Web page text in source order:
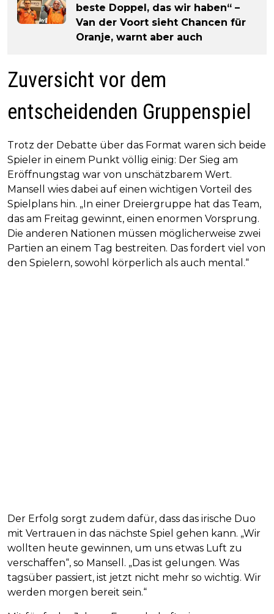
beste Doppel, das wir haben“ –
Van der Voort sieht Chancen für
Oranje, warnt aber auch
Zuversicht vor dem
entscheidenden Gruppenspiel
Trotz der Debatte über das Format waren sich beide
Spieler in einem Punkt völlig einig: Der Sieg am
Eröffnungstag war von unschätzbarem Wert.
Mansell wies dabei auf einen wichtigen Vorteil des
Spielplans hin. „In einer Dreiergruppe hat das Team,
das am Freitag gewinnt, einen enormen Vorsprung.
Die anderen Nationen müssen möglicherweise zwei
Partien an einem Tag bestreiten. Das fordert viel von
den Spielern, sowohl körperlich als auch mental.“
Der Erfolg sorgt zudem dafür, dass das irische Duo
mit Vertrauen in das nächste Spiel gehen kann. „Wir
wollten heute gewinnen, um uns etwas Luft zu
verschaffen“, so Mansell. „Das ist gelungen. Was
tagsüber passiert, ist jetzt nicht mehr so wichtig. Wir
werden morgen bereit sein.“